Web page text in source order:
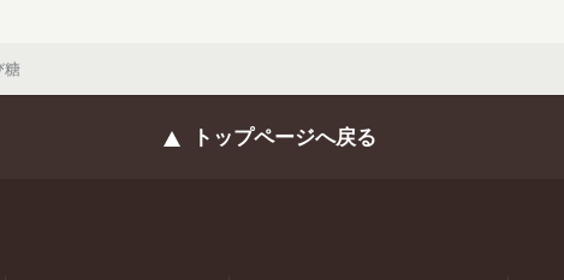
糖
トップページへ戻る